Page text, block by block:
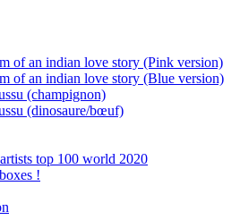
of an indian love story (Pink version)
of an indian love story (Blue version)
(champignon)
(dinosaure/bœuf)
top 100 world 2020
!